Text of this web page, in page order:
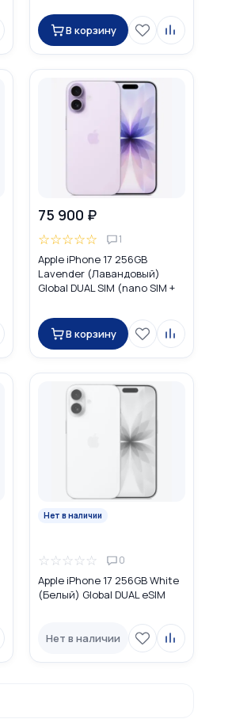
В корзину
75 900 ₽
☆☆☆☆☆ 1
Apple iPhone 17 256GB
Lavender (Лавандовый)
Global DUAL SIM (nano SIM +
В корзину
Нет в наличии
☆☆☆☆☆ 0
Apple iPhone 17 256GB White
(Белый) Global DUAL eSIM
Нет в наличии